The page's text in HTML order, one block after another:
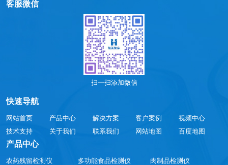
客服微信
扫一扫添加微信
快速导航
网站首页 产品中心 解决方案 客户案例
视频中心
技术支持
关于我们 联系我们 网站地图 百度地图
产品中心
农药残留检测仪 多功能食品检测仪 肉制品检测仪